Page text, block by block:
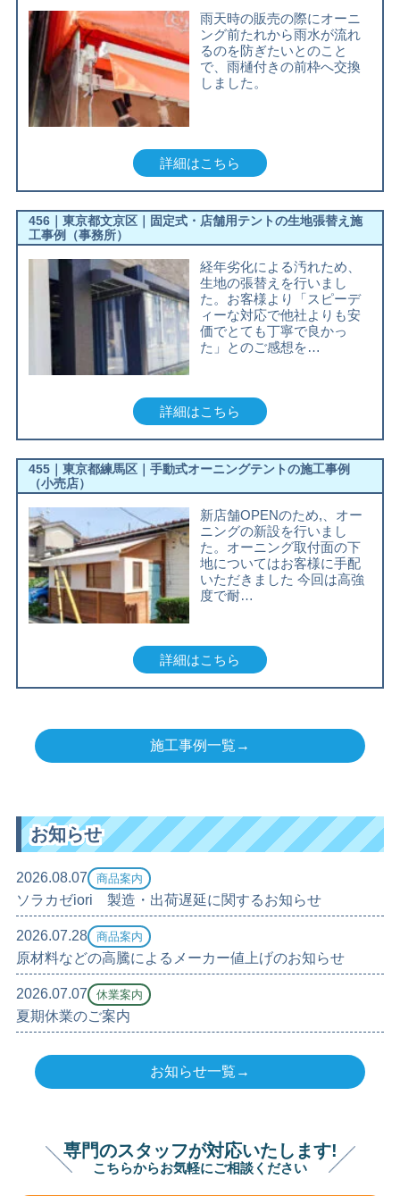
雨天時の販売の際にオーニ
ング前たれから雨水が流れ
るのを防ぎたいとのこと
で、雨樋付きの前枠へ交換
しました。
詳細はこちら
456｜東京都文京区｜固定式・店舗用テントの生地張替え施
工事例（事務所）
経年劣化による汚れため、
生地の張替えを行いまし
た。お客様より「スピーデ
ィーな対応で他社よりも安
価でとても丁寧で良かっ
た」とのご感想を…
詳細はこちら
455｜東京都練馬区｜手動式オーニングテントの施工事例
（小売店）
新店舗OPENのため,、オー
ニングの新設を行いまし
た。オーニング取付面の下
地についてはお客様に手配
いただきました 今回は高強
度で耐…
詳細はこちら
施工事例一覧→
お知らせ
2026.08.07 商品案内
ソラカゼiori 製造・出荷遅延に関するお知らせ
2026.07.28 商品案内
原材料などの高騰によるメーカー値上げのお知らせ
2026.07.07 休業案内
夏期休業のご案内
お知らせ一覧→
専門のスタッフが対応いたします!
こちらからお気軽にご相談ください